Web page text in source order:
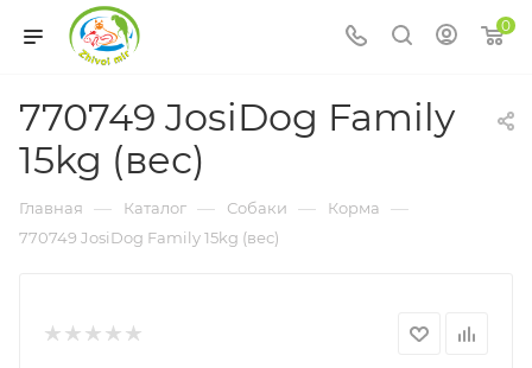
0
770749 JosiDog Family
15kg (вес)
Главная — Каталог — Собаки — Корма —
770749 JosiDog Family 15kg (вес)